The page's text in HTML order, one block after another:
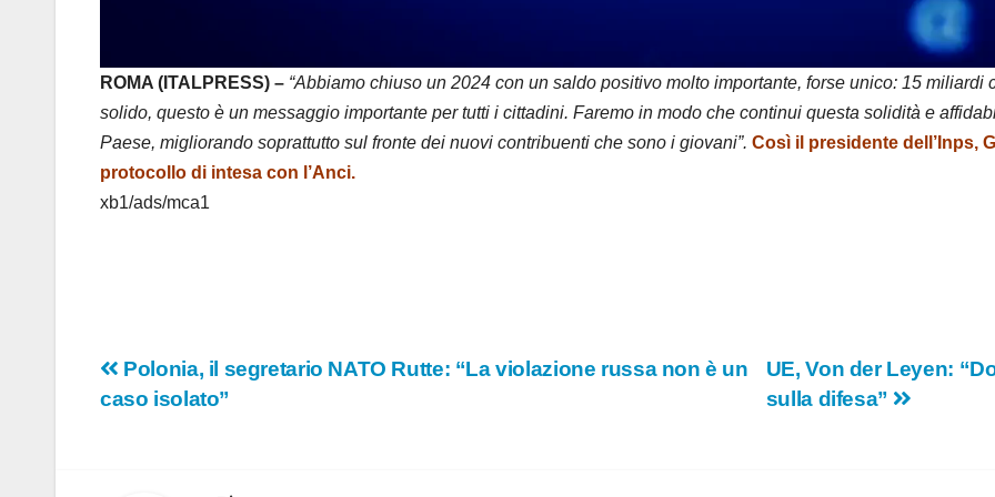
e
o
ROMA (ITALPRESS) – “Abbiamo chiuso un 2024 con un saldo positivo molto importante, forse unico: 15 miliardi
solido, questo è un messaggio importante per tutti i cittadini. Faremo in modo che continui questa solidità e
Paese, migliorando soprattutto sul fronte dei nuovi contribuenti che sono i giovani”. Così il presidente dell’Inps,
protocollo di intesa con l’Anci.
xb1/ads/mca1
Navigazione
UE, Von der Leyen:
sulla difesa”
Polonia, il segretario NATO Rutte: “La violazione russa non è un
caso isolato”